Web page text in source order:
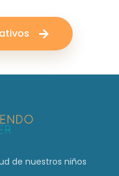
de nuestros niños